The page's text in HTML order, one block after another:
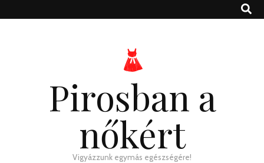
Pirosban a
nőkért
Vigyázzunk egymás egészségére!